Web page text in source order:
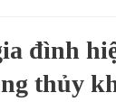
đình
thủy